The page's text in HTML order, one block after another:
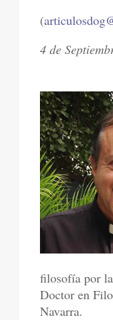
(
4 de
filosofía por
Doctor en
Navarra.